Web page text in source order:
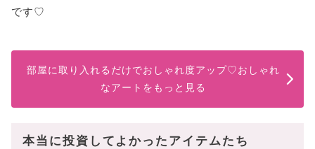
です♡
部屋に取り入れるだけでおしゃれ度アップ♡おしゃれ
なアートをもっと見る
本当に投資してよかったアイテムたち